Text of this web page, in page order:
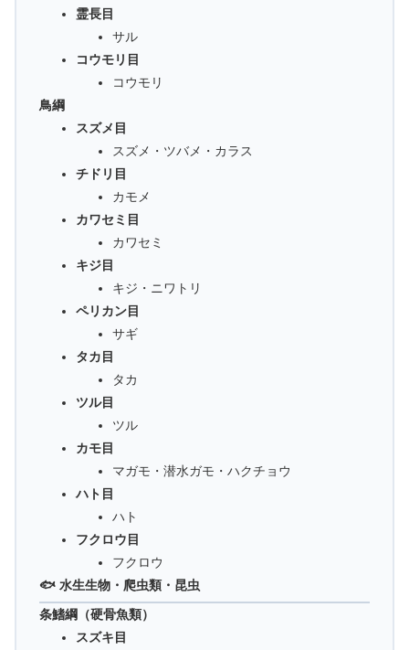
霊長目
サル
コウモリ目
コウモリ
鳥綱
スズメ目
スズメ・ツバメ・カラス
チドリ目
カモメ
カワセミ目
カワセミ
キジ目
キジ・ニワトリ
ペリカン目
サギ
タカ目
タカ
ツル目
ツル
カモ目
マガモ・潜水ガモ・ハクチョウ
ハト目
ハト
フクロウ目
フクロウ
🐟 水生生物・爬虫類・昆虫
条鰭綱（硬骨魚類）
スズキ目